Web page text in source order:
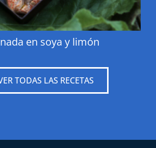
en soya y limón
TODAS LAS RECETAS